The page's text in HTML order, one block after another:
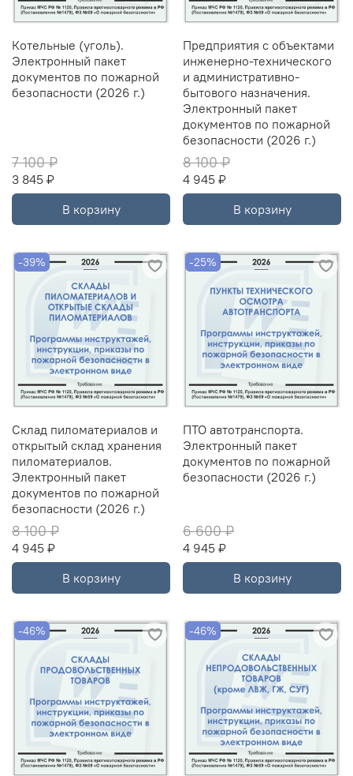
Котельные (уголь).
Электронный пакет
документов по пожарной
безопасности (2026 г.)
7 100 ₽
3 845 ₽
В корзину
Предприятия с объектами
инженерно-технического
и административно-
бытового назначения.
Электронный пакет
документов по пожарной
безопасности (2026 г.)
8 100 ₽
4 945 ₽
В корзину
-39%
Склад пиломатериалов и
открытый склад хранения
пиломатериалов.
Электронный пакет
документов по пожарной
безопасности (2026 г.)
8 100 ₽
4 945 ₽
В корзину
-25%
ПТО автотранспорта.
Электронный пакет
документов по пожарной
безопасности (2026 г.)
6 600 ₽
4 945 ₽
В корзину
-46% -46%